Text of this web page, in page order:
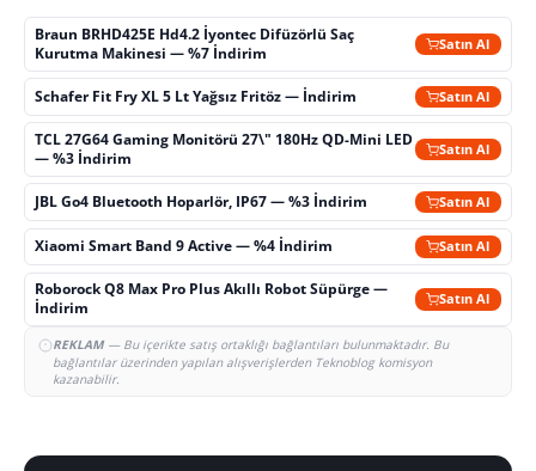
Braun BRHD425E Hd4.2 İyontec Difüzörlü Saç
Kurutma Makinesi — %7 İndirim
Satın Al
Schafer Fit Fry XL 5 Lt Yağsız Fritöz — İndirim Satın Al
TCL 27G64 Gaming Monitörü 27\" 180Hz QD-Mini LED
— %3 İndirim
Satın Al
JBL Go4 Bluetooth Hoparlör, IP67 — %3 İndirim Satın Al
Xiaomi Smart Band 9 Active — %4 İndirim Satın Al
Roborock Q8 Max Pro Plus Akıllı Robot Süpürge —
İndirim
Satın Al
REKLAM— Bu içerikte satış ortaklığı bağlantıları bulunmaktadır. Bu
bağlantılar üzerinden yapılan alışverişlerden Teknoblog komisyon
kazanabilir.